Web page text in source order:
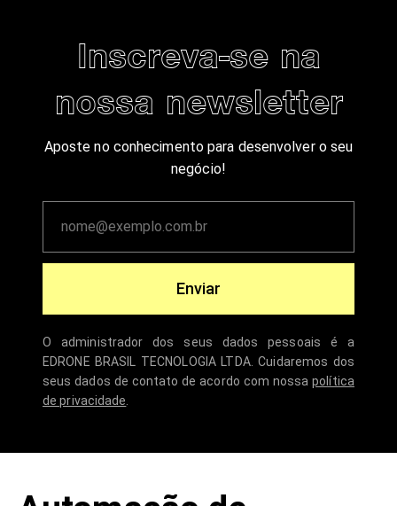
Inscreva-se na
nossa newsletter
Aposte no conhecimento para desenvolver o seu
negócio!
Enviar
O administrador dos seus dados pessoais é a
EDRONE BRASIL TECNOLOGIA LTDA. Cuidaremos dos
seus dados de contato de acordo com nossapolítica
de privacidade